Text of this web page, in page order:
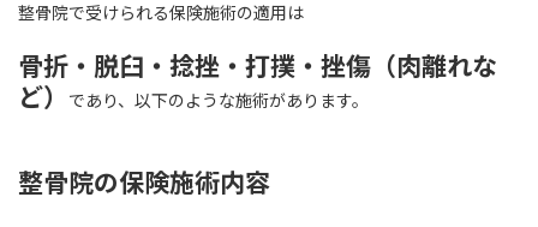
整骨院で受けられる保険施術の適用は
骨折・脱臼・捻挫・打撲・挫傷（肉離れな
ど）
であり、以下のような施術があります。
整骨院の保険施術内容